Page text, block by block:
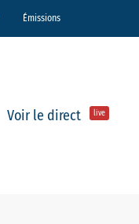
Émissions
Voir le direct live